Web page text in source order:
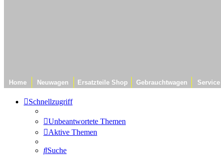
Home Neuwagen Ersatzteile Shop Gebrauchtwagen Service
Schnellzugriff
Unbeantwortete Themen
Aktive Themen
Suche